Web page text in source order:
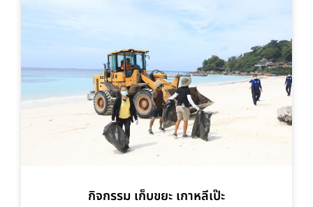
กิจกรรม เก็บขยะ เกาหลีเป๊ะ